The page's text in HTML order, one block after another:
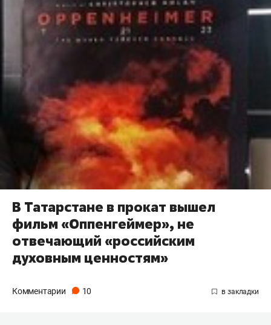
В Татарстане в прокат вышел
фильм «Оппенгеймер», не
отвечающий «российским
духовным ценностям»
Комментарии 10